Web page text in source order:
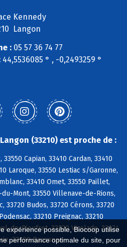
expérience possible, Biocoop utilise
performance optimale du site, pour
Kennedy
Langon
:05 57 36 74 77
44,5536085 ° , -0,2493259 °
(33210) est proche de :
Capian, 33410 Cardan, 33410
Laroque, 33550 Lestiac s/Garonne,
33410 Omet, 33550 Paillet,
du-Mont, 33550 Villenave-de-Rions,
33720 Budos, 33720 Cérons, 33720
33210 Preignac, 33210
de-Rieufret, 33720 Virelade, 33124
33190 Bassanne